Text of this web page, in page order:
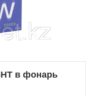
в фонарь